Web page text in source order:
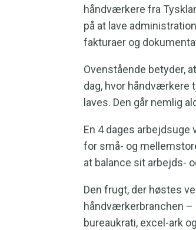
håndværkere fra
på at lave
fakturaer og
Ovenstående betyder,
dag, hvor håndværkere
laves. Den går nemlig
En 4 dages arbejdsuge
for små- og
at balance sit arbejds-
Den frugt, der høstes
håndværkerbranchen
bureaukrati, excel-ark